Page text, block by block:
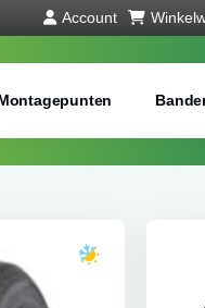
Account